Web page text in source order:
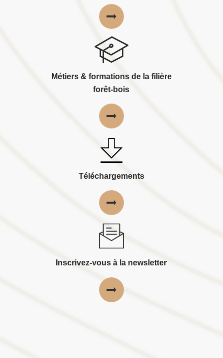
Métiers & formations de la filière
forêt-bois
Téléchargements
Inscrivez-vous à la newsletter